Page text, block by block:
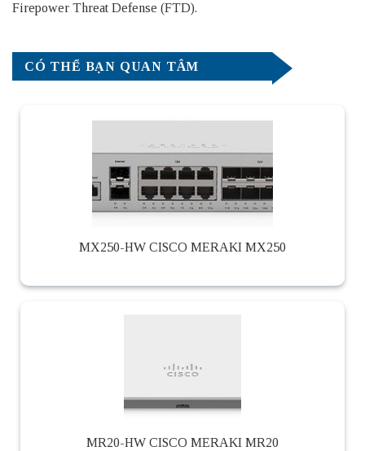
Firepower Threat Defense (FTD).
CÓ THỂ BẠN QUAN TÂM
MX250-HW CISCO MERAKI MX250
MR20-HW CISCO MERAKI MR20